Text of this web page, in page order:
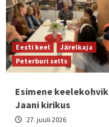
Eesti keel
Järelkaja
Peterburi selts
Esimene keelekohvik
Jaani kirikus
27. juuli 2026